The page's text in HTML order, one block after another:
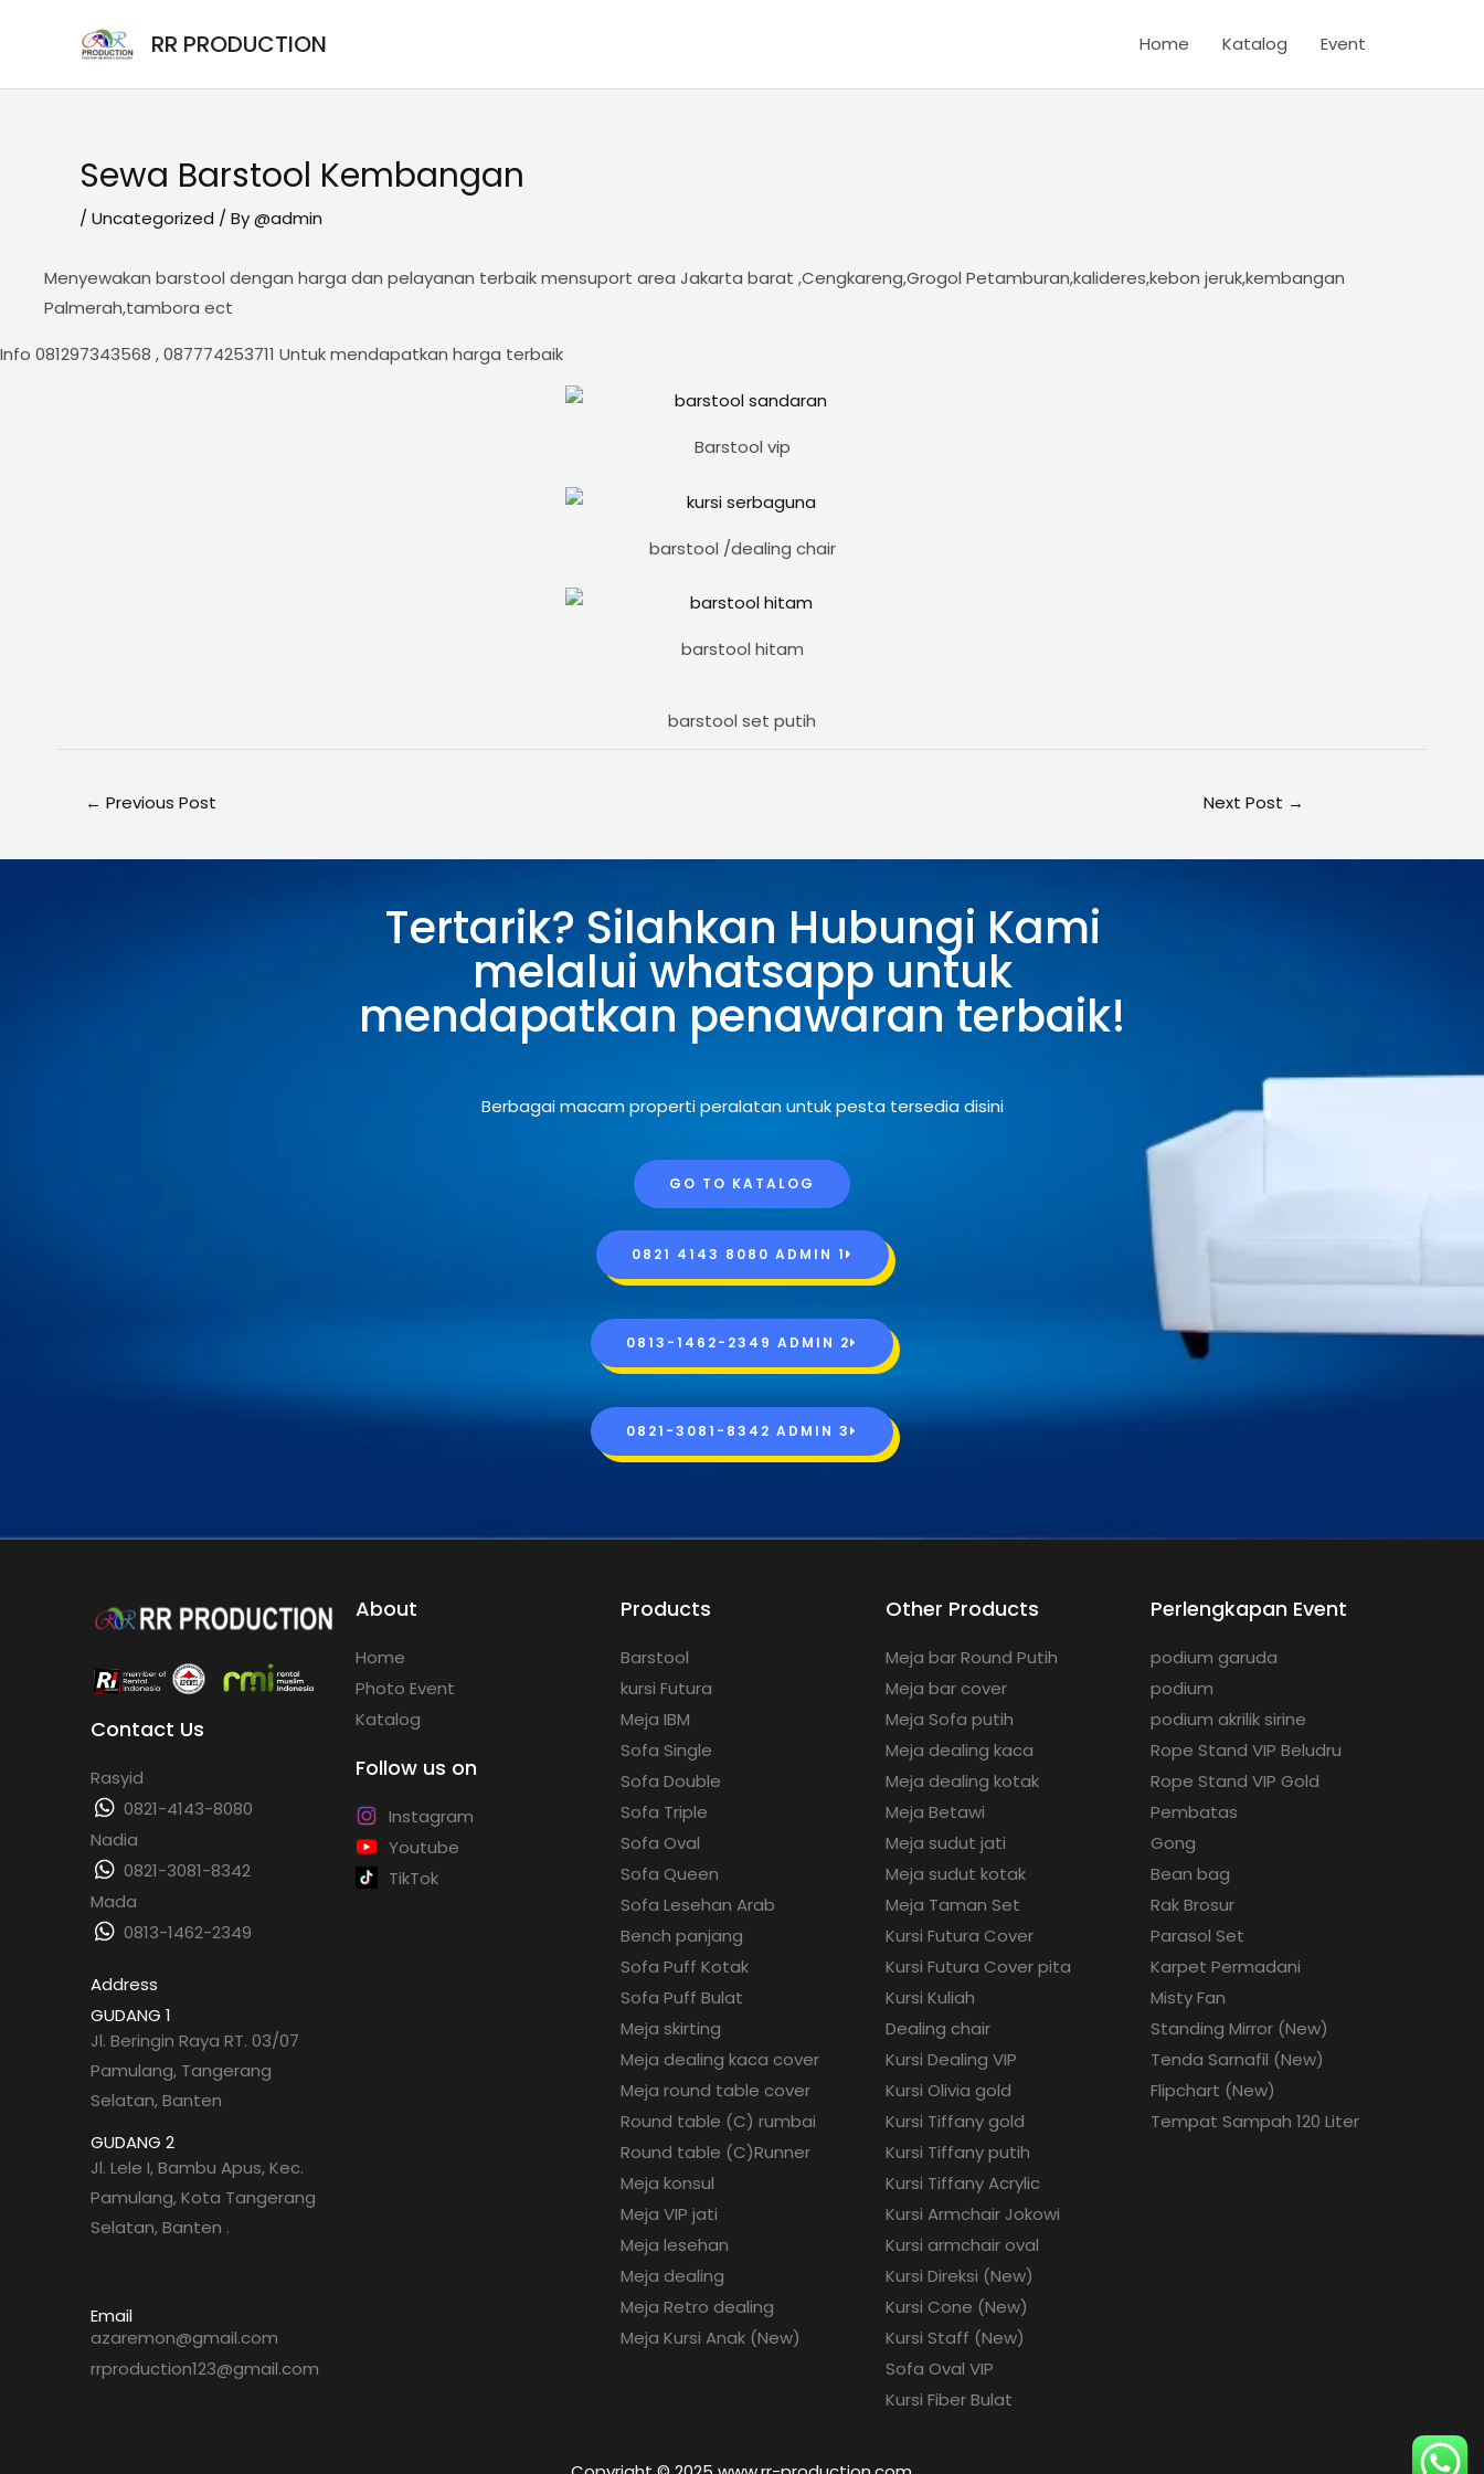
RR PRODUCTION Home Katalog Event
Sewa Barstool Kembangan
/ Uncategorized / By@admin
Menyewakan barstool dengan harga dan pelayanan terbaik mensuport area Jakarta barat ,Cengkareng,Grogol Petamburan,kalideres,kebon jeruk,kembangan
Palmerah,tambora ect
Info 081297343568 , 087774253711 Untuk mendapatkan harga terbaik
Barstool vip
barstool /dealing chair
barstool hitam
barstool set putih
navigation
← Previous Post Next Post →
Tertarik? Silahkan Hubungi Kami
melalui whatsapp untuk
mendapatkan penawaran terbaik!
Berbagai macam properti peralatan untuk pesta tersedia disini
GO TO KATALOG
0821 4143 8080 ADMIN 1
0813-1462-2349 ADMIN 2
0821-3081-8342 ADMIN 3
Contact Us
Rasyid
0821-4143-8080
Nadia
0821-3081-8342
Mada
0813-1462-2349
Address
GUDANG 1
Jl. Beringin Raya RT. 03/07
Pamulang, Tangerang
Selatan, Banten
GUDANG 2
Jl. Lele I, Bambu Apus, Kec.
Pamulang, Kota Tangerang
Selatan, Banten .
Email
azaremon@gmail.com
rrproduction123@gmail.com
About
Home
Photo Event
Katalog
Follow us on
Instagram
Youtube
TikTok
Products
Barstool
kursi Futura
Meja IBM
Sofa Single
Sofa Double
Sofa Triple
Sofa Oval
Sofa Queen
Sofa Lesehan Arab
Bench panjang
Sofa Puff Kotak
Sofa Puff Bulat
Meja skirting
Meja dealing kaca cover
Meja round table cover
Round table (C) rumbai
Round table (C)Runner
Meja konsul
Meja VIP jati
Meja lesehan
Meja dealing
Meja Retro dealing
Meja Kursi Anak (New)
Other Products
Meja bar Round Putih
Meja bar cover
Meja Sofa putih
Meja dealing kaca
Meja dealing kotak
Meja Betawi
Meja sudut jati
Meja sudut kotak
Meja Taman Set
Kursi Futura Cover
Kursi Futura Cover pita
Kursi Kuliah
Dealing chair
Kursi Dealing VIP
Kursi Olivia gold
Kursi Tiffany gold
Kursi Tiffany putih
Kursi Tiffany Acrylic
Kursi Armchair Jokowi
Kursi armchair oval
Kursi Direksi (New)
Kursi Cone (New)
Kursi Staff (New)
Sofa Oval VIP
Kursi Fiber Bulat
Perlengkapan Event
podium garuda
podium
podium akrilik sirine
Rope Stand VIP Beludru
Rope Stand VIP Gold
Pembatas
Gong
Bean bag
Rak Brosur
Parasol Set
Karpet Permadani
Misty Fan
Standing Mirror (New)
Tenda Sarnafil (New)
Flipchart (New)
Tempat Sampah 120 Liter